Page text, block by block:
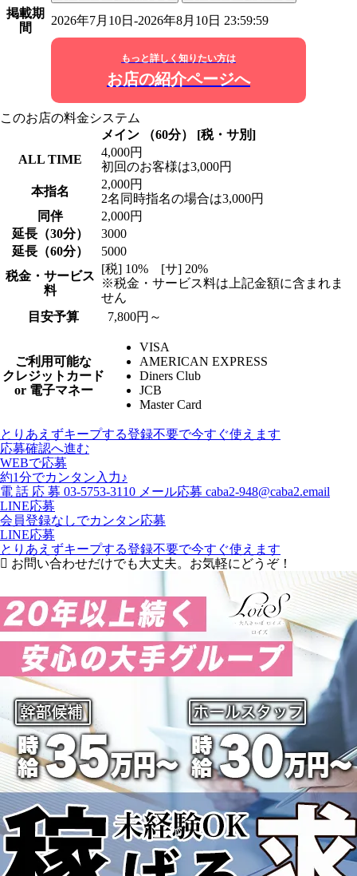
掲載期
間
2026年7月10日-2026年8月10日 23:59:59
もっと詳しく知りたい方は
お店の紹介ページへ
このお店の料金システム
メイン （60分） [税・サ別]
ALL TIME
4,000円
初回のお客様は3,000円
本指名
2,000円
2名同時指名の場合は3,000円
同伴
2,000円
延長（30分）
3000
延長（60分）
5000
税金・サービス
料
[税] 10% [サ] 20%
※税金・サービス料は上記金額に含まれま
せん
目安予算
7,800円～
ご利用可能な
クレジットカード
or 電子マネー
VISA
AMERICAN EXPRESS
Diners Club
JCB
Master Card
とりあえずキープする登録不要で今すぐ使えます
応募確認へ進む
WEBで応募
約1分でカンタン入力♪
電 話 応 募 03-5753-3110 メール応募 caba2-948@caba2.email
LINE応募
会員登録なしでカンタン応募
LINE応募
とりあえずキープする登録不要で今すぐ使えます
お問い合わせだけでも大丈夫。お気軽にどうぞ！